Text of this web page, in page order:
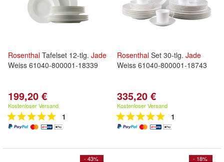
Rosenthal Tafelset 12-tlg. Jade
Weiss 61040-800001-18339
199,20 €
Kostenloser Versand
1
Rosenthal Set 30-tlg. Jade
Weiss 61040-800001-18743
335,20 €
Kostenloser Versand
1
- 43% - 18%